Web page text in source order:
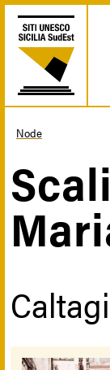
Skip
Node